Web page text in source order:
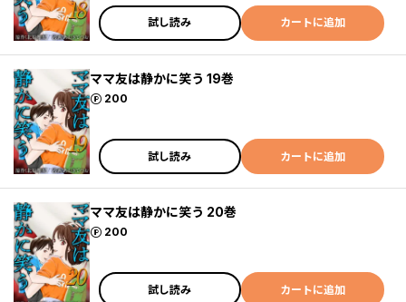
試し読み カートに追加
ママ友は静かに笑う 19巻
200
ポイント
試し読み カートに追加
ママ友は静かに笑う 20巻
200
ポイント
試し読み カートに追加